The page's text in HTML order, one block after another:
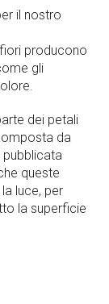
il nostro
producono
gli
dei petali
da
pubblicata
queste
luce, per
la superficie